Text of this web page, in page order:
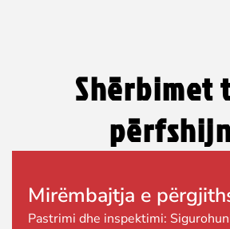
Shërbimet
Mirëmbajtja e
Pastrimi dhe inspektimi: